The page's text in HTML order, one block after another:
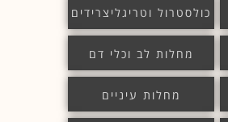
כולסטרול וטריגליצרידים
מחלות לב וכלי דם
מחלות עיניים